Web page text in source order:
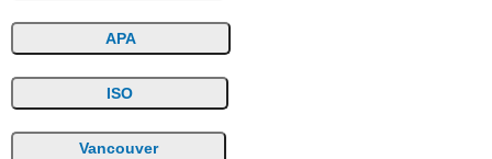
APA
ISO
Vancouver